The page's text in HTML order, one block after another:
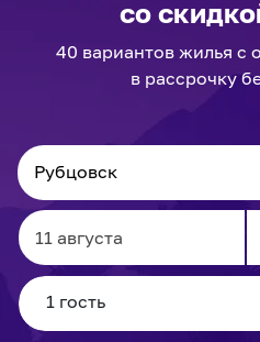
со
40 вариантовжилья с
в рассрочку
Navigate
forward
to